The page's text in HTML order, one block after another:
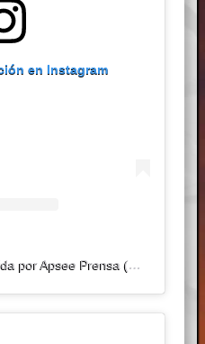
en Instagram
Una publicación compartida por Apsee Prensa (@apseeprensa)